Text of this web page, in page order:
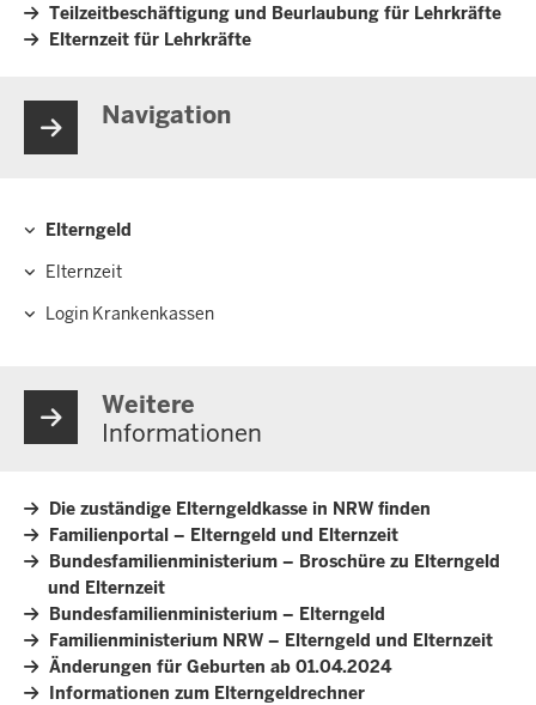
Teilzeitbeschäftigung und Beurlaubung für Lehrkräfte
Elternzeit für Lehrkräfte
Navigation
Elterngeld
Elternzeit
Login Krankenkassen
Weitere
Informationen
Die zuständige Elterngeldkasse in NRW finden
Familienportal – Elterngeld und Elternzeit
Bundesfamilienministerium – Broschüre zu Elterngeld
und Elternzeit
Bundesfamilienministerium – Elterngeld
Familienministerium NRW – Elterngeld und Elternzeit
Änderungen für Geburten ab 01.04.2024
Informationen zum Elterngeldrechner